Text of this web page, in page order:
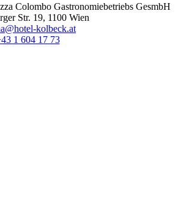
Colombo Gastronomiebetriebs GesmbH
Str. 19, 1100 Wien
kolbeck.at
1 604 17 73